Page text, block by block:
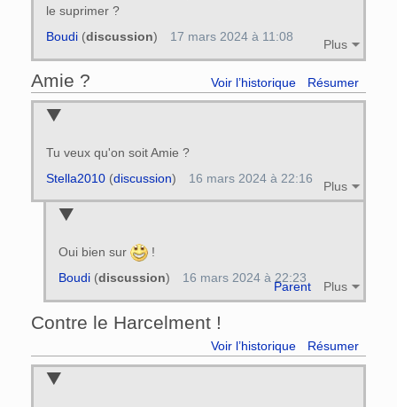
le suprimer ?
Plus
Boudi(discussion) 17 mars 2024 à 11:08
Amie ? Voir l’historique Résumer
Tu veux qu'on soit Amie ?
Plus
Stella2010(discussion) 16 mars 2024 à 22:16
Oui bien sur !
Parent Plus
Boudi(discussion) 16 mars 2024 à 22:23
Contre le Harcelment !
Voir l’historique Résumer